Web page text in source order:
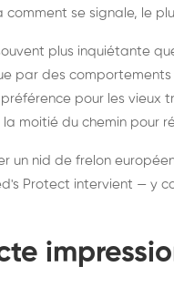
Dératisation :
durablement rats
souris, partout en
se signale, le
plus inquiétante
par des
pour les vieux
moitié du chemin pour
un nid de frelon
Protect intervient — y